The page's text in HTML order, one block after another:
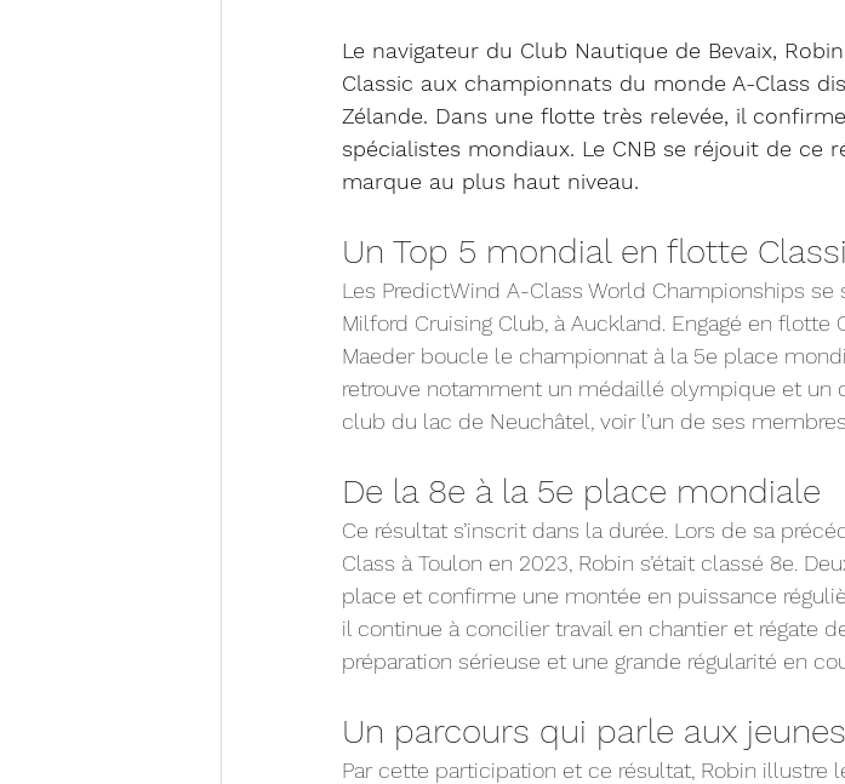
Le navigateur du Club Nautique de Bevaix,
Classic aux championnats du monde A-Class
Zélande. Dans une flotte très relevée, il
spécialistes mondiaux. Le CNB se réjouit de ce
marque au plus haut niveau.
Un Top 5 mondial en flotte
Les PredictWind A-Class World Championships
Milford Cruising Club, à Auckland. Engagé en flotte
Maeder boucle le championnat à la 5e place
retrouve notamment un médaillé olympique et un
club du lac de Neuchâtel, voir l’un de ses
De la 8e à la 5e place mondiale
Ce résultat s’inscrit dans la durée. Lors de sa
Class à Toulon en 2023, Robin s’était classé 8e.
place et confirme une montée en puissance
il continue à concilier travail en chantier et régate
préparation sérieuse et une grande régularité en
Un parcours qui parle aux
Par cette participation et ce résultat, Robin illustre